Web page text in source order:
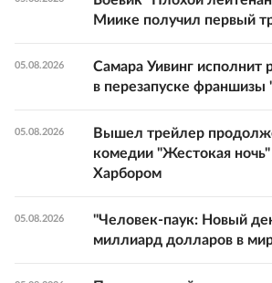
Миике получил первый
05.08.2026
Самара Уивинг
в перезапуске
05.08.2026
Вышел трейлер
комедии "Жестокая
Харбором
05.08.2026
"Человек-паук: Новый
миллиард долларов в